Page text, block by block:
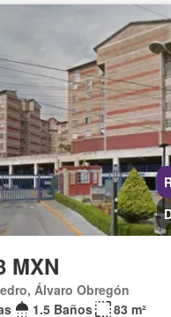
MXN
Álvaro Obregón
1.5 Baños
83 m²